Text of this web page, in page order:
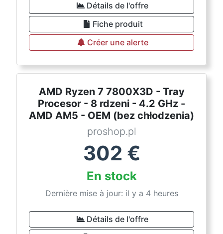
Détails de l'offre
Fiche produit
Créer une alerte
AMD Ryzen 7 7800X3D - Tray
Procesor - 8 rdzeni - 4.2 GHz -
AMD AM5 - OEM (bez chłodzenia)
proshop.pl
302 €
En stock
Dernière mise à jour: il y a 4 heures
Détails de l'offre